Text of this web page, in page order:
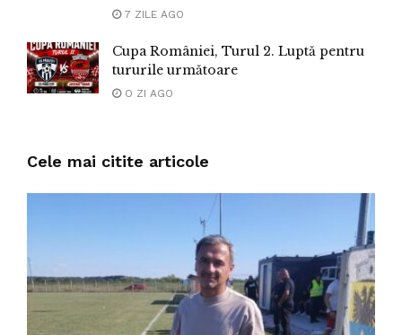
7 ZILE AGO
Cupa României, Turul 2. Luptă pentru
tururile următoare
O ZI AGO
Cele mai citite articole